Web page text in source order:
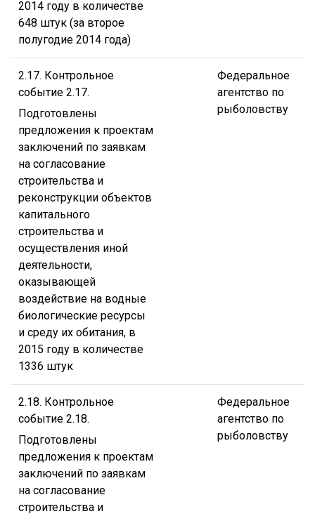
2014 году в количестве
648 штук (за второе
полугодие 2014 года)
2.17. Контрольное
событие 2.17.
Подготовлены
предложения к проектам
заключений по заявкам
на согласование
строительства и
реконструкции объектов
капитального
строительства и
осуществления иной
деятельности,
оказывающей
воздействие на водные
биологические ресурсы
и среду их обитания, в
2015 году в количестве
1336 штук
Федеральное
агентство по
рыболовству
2.18. Контрольное
событие 2.18.
Подготовлены
предложения к проектам
заключений по заявкам
на согласование
строительства и
Федеральное
агентство по
рыболовству